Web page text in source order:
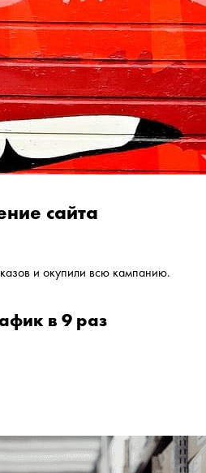
сайта
и окупили всю кампанию.
в 9 раз